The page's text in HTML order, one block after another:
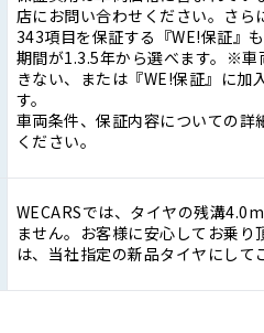
店にお問い合わせください。さ
343項目を保証する『WE!保証』
期間が1.3.5年から選べます。※車
きない、または『WE!保証』に加
す。
車両条件、保証内容についての詳
ください。
WECARSでは、タイヤの残溝
ません。お客様に安心してお乗
は、当社指定の新品タイヤにして